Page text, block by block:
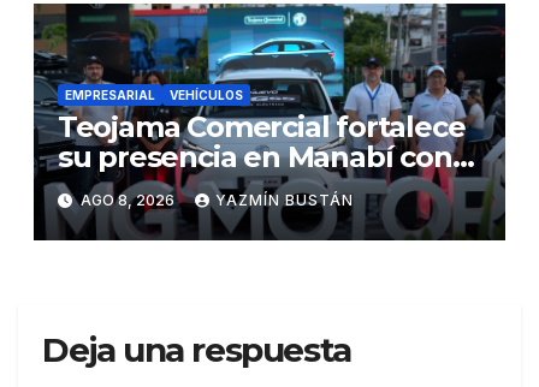
EMPRESARIAL VEHÍCULOS
Teojama Comercial fortalece
su presencia en Manabí con
una apuesta por la movilidad
híbrida y eléctrica durante
ExpoAuto del Pacífico 2026
AGO 8, 2026 YAZMÍN BUSTÁN
Deja una respuesta